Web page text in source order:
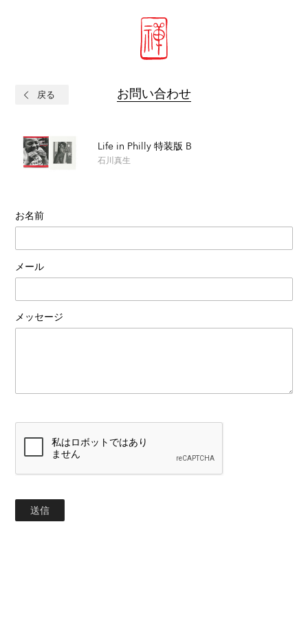
お問い合わせ
戻る
Life in Philly 特装版 B
石川真生
お名前
メール
メッセージ